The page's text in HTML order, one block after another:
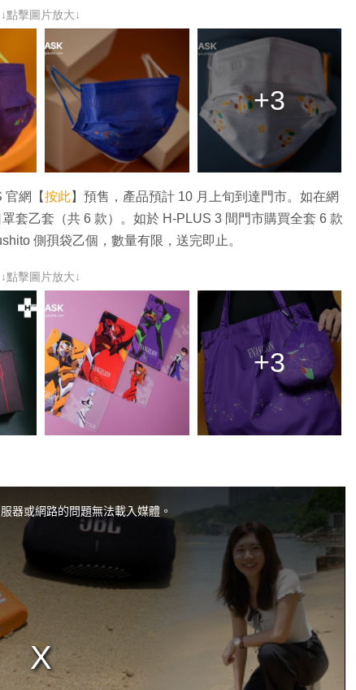
↓點擊圖片放大↓
+3
官網【按此】預售，產品預計 10 月上旬到達門市。如在網
套乙套（共 6 款）。如於 H-PLUS 3 間門市購買全套 6 款
側孭袋乙個，數量有限，送完即止。
↓點擊圖片放大↓
+3
器或網路的問題無法載入媒體。